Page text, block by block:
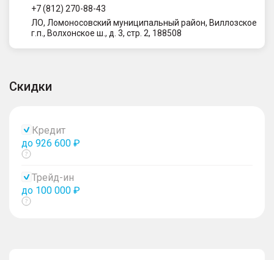
+7 (812) 270-88-43
ЛО, Ломоносовский муниципальный район, Виллозское
г.п., Волхонское ш., д. 3, стр. 2, 188508
Скидки
Кредит
до 926 600 ₽
Показать
Трейд-ин
до 100 000 ₽
Показать